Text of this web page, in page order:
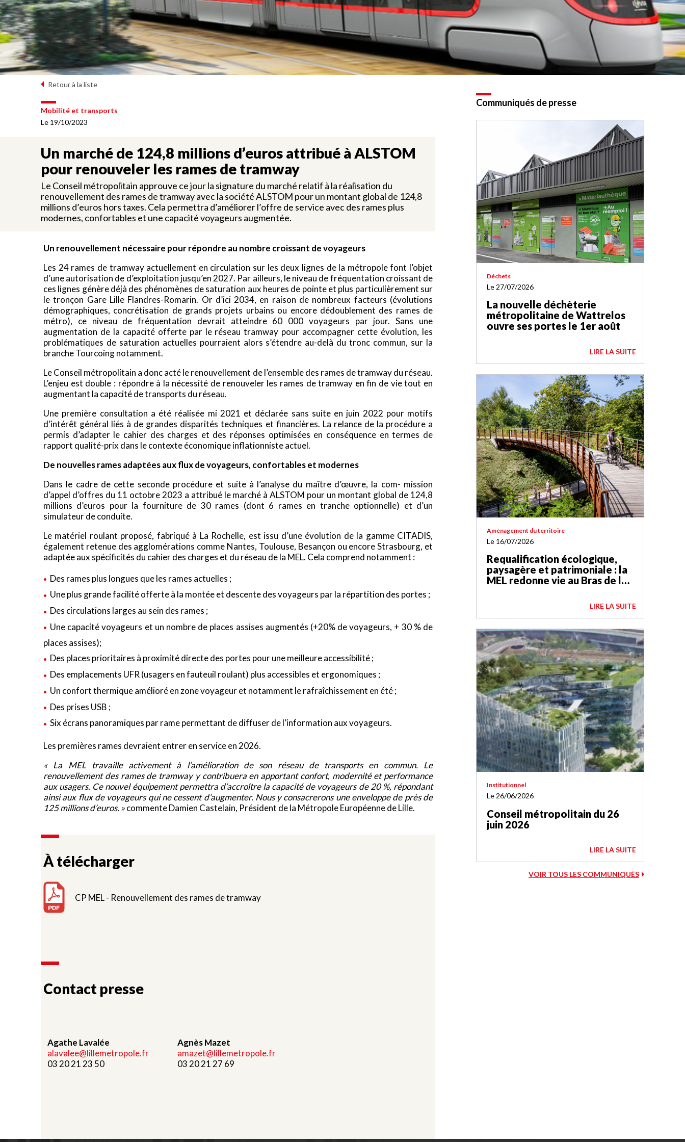
Retour à la liste
Mobilité et transports
Le 19/10/2023
Un marché de 124,8 millions d’euros attribué à ALSTOM
pour renouveler les rames de tramway
Le Conseil métropolitain approuve ce jour la signature du marché relatif à la réalisation du
renouvellement des rames de tramway avec la société ALSTOM pour un montant global de 124,8
millions d’euros hors taxes. Cela permettra d’améliorer l’offre de service avec des rames plus
modernes, confortables et une capacité voyageurs augmentée.
Un renouvellement nécessaire pour répondre au nombre croissant de voyageurs
Les 24 rames de tramway actuellement en circulation sur les deux lignes de la métropole font l’objet
d’une autorisation de d’exploitation jusqu’en 2027. Par ailleurs, le niveau de fréquentation croissant de
ces lignes génère déjà des phénomènes de saturation aux heures de pointe et plus particulièrement sur
le tronçon Gare Lille Flandres-Romarin. Or d’ici 2034, en raison de nombreux facteurs (évolutions
démographiques, concrétisation de grands projets urbains ou encore dédoublement des rames de
métro), ce niveau de fréquentation devrait atteindre 60 000 voyageurs par jour. Sans une
augmentation de la capacité offerte par le réseau tramway pour accompagner cette évolution, les
problématiques de saturation actuelles pourraient alors s’étendre au-delà du tronc commun, sur la
branche Tourcoing notamment.
Le Conseil métropolitain a donc acté le renouvellement de l’ensemble des rames de tramway du réseau.
L’enjeu est double : répondre à la nécessité de renouveler les rames de tramway en fin de vie tout en
augmentant la capacité de transports du réseau.
Une première consultation a été réalisée mi 2021 et déclarée sans suite en juin 2022 pour motifs
d’intérêt général liés à de grandes disparités techniques et financières. La relance de la procédure a
permis d’adapter le cahier des charges et des réponses optimisées en conséquence en termes de
rapport qualité-prix dans le contexte économique inflationniste actuel.
De nouvelles rames adaptées aux flux de voyageurs, confortables et modernes
Dans le cadre de cette seconde procédure et suite à l’analyse du maître d’œuvre, la com- mission
d’appel d’offres du 11 octobre 2023 a attribué le marché à ALSTOM pour un montant global de 124,8
millions d’euros pour la fourniture de 30 rames (dont 6 rames en tranche optionnelle) et d’un
simulateur de conduite.
Le matériel roulant proposé, fabriqué à La Rochelle, est issu d’une évolution de la gamme CITADIS,
également retenue des agglomérations comme Nantes, Toulouse, Besançon ou encore Strasbourg, et
adaptée aux spécificités du cahier des charges et du réseau de la MEL. Cela comprend notamment :
Des rames plus longues que les rames actuelles ;
Une plus grande facilité offerte à la montée et descente des voyageurs par la répartition des portes ;
Des circulations larges au sein des rames ;
Une capacité voyageurs et un nombre de places assises augmentés (+20% de voyageurs, + 30 % de
places assises);
Des places prioritaires à proximité directe des portes pour une meilleure accessibilité ;
Des emplacements UFR (usagers en fauteuil roulant) plus accessibles et ergonomiques ;
Un confort thermique amélioré en zone voyageur et notamment le rafraîchissement en été ;
Des prises USB ;
Six écrans panoramiques par rame permettant de diffuser de l’information aux voyageurs.
Les premières rames devraient entrer en service en 2026.
« La MEL travaille activement à l’amélioration de son réseau de transports en commun. Le
renouvellement des rames de tramway y contribuera en apportant confort, modernité et performance
aux usagers. Ce nouvel équipement permettra d’accroître la capacité de voyageurs de 20 %, répondant
ainsi aux flux de voyageurs qui ne cessent d’augmenter. Nous y consacrerons une enveloppe de près de
125 millions d’euros. »commente Damien Castelain, Président de la Métropole Européenne de Lille.
À télécharger
CP MEL - Renouvellement des rames de tramway
Contact presse
Agathe Lavalée
alavalee@lillemetropole.fr
03 20 21 23 50
Agnès Mazet
amazet@lillemetropole.fr
03 20 21 27 69
Communiqués de presse
VOIR TOUS LES COMMUNIQUÉS
Déchets
Le 27/07/2026
La nouvelle déchèterie
métropolitaine de Wattrelos
ouvre ses portes le 1er août
LIRE LA SUITE
Aménagement du territoire
Le 16/07/2026
Requalification écologique,
paysagère et patrimoniale : la
MEL redonne vie au Bras de la
LIRE LA SUITE
Institutionnel
Le 26/06/2026
Conseil métropolitain du 26
juin 2026
LIRE LA SUITE